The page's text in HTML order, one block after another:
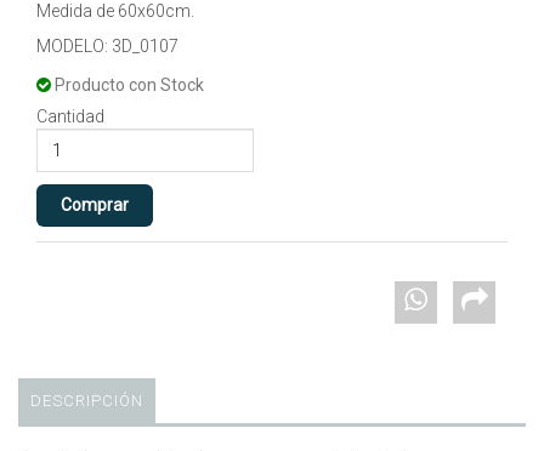
Medida de 60x60cm.
MODELO: 3D_0107
Producto con Stock
Cantidad
DESCRIPCIÓN